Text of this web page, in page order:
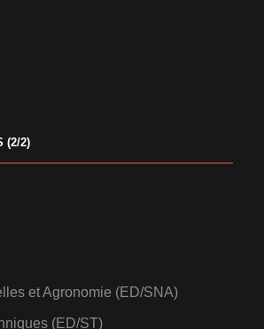
(2/2)
et Agronomie (ED/SNA)
(ED/ST)